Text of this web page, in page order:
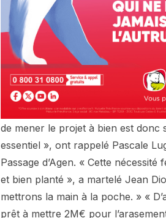
de mener le projet à bien est donc
essentiel », ont rappelé Pascale
Passage d’Agen. « Cette
et bien planté », a martelé Jean
mettrons la main à la poche. » «
prêt à mettre 2M€ pour